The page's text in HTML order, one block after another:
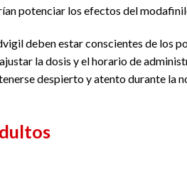
potenciar los efectos del
deben estar conscientes de los
la dosis y el horario de
despierto y atento durante la